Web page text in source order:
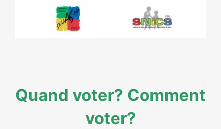
NOS ACTIONS
Quand voter? Comment
voter?